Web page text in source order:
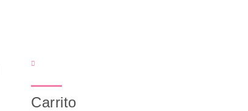
Carrito